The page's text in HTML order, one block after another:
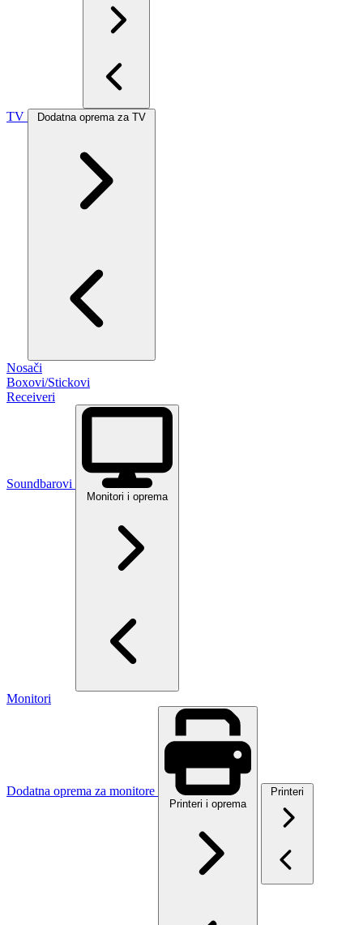
TV Dodatna oprema za TV
Nosači
Boxovi/Stickovi
Receiveri
Soundbarovi
Monitori i oprema
Monitori
Dodatna oprema za monitore
Printeri i oprema
Printeri